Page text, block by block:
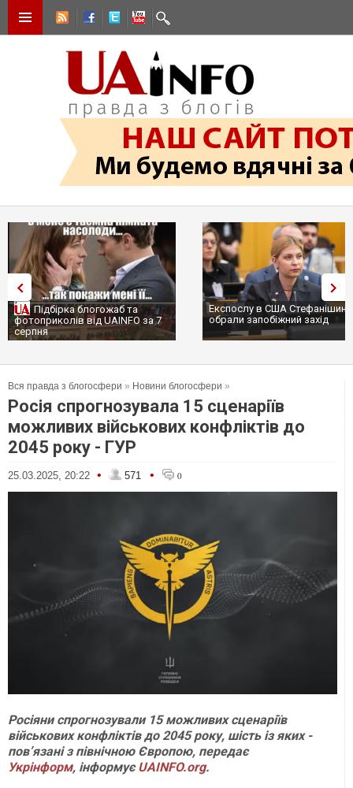
Підбірка блогожаб та
фотоприколів від UAINFO за 7
серпня
Експослу в США
обрали запобіжний захід
Вся правда з блогосфери » Новини блогосфери »
Росія спрогнозувала 15 сценаріїв
можливих військових конфліктів до
2045 року - ГУР
25.03.2025, 20:22 • 571 • 0
Росіяни спрогнозували 15 можливих сценаріїв
військових конфліктів до 2045 року, шість із яких -
пов’язані з північною Європою, передає
Укрінформ, інформуєUAINFO.org.